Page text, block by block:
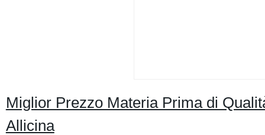
Miglior Prezzo Materia Prima di
Allicina